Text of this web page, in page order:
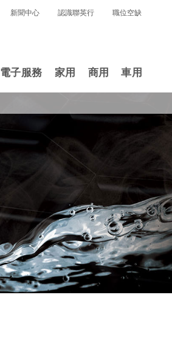
新聞中心 認識聯英行 職位空缺
電子服務 家用 商用 車用